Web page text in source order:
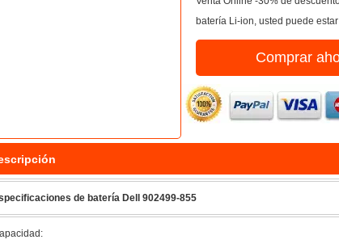
batería Li-ion, usted puede
Comprar
de batería Dell 902499-855